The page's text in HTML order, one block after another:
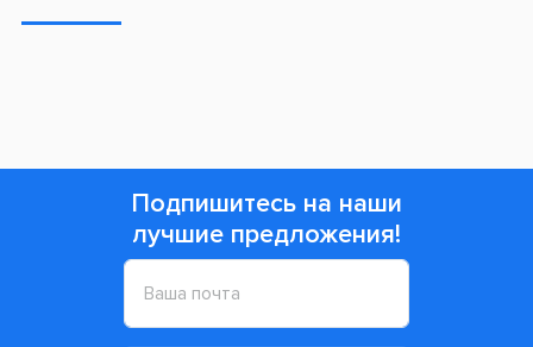
Подпишитесь на наши
лучшие предложения!